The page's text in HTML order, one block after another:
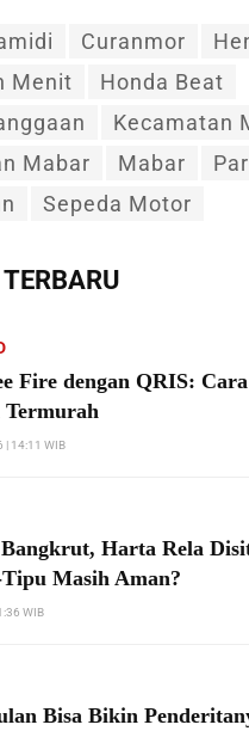
Curanmor
Menit
Honda Beat
Kecamatan
Mabar
Mabar
Sepeda Motor
Fire dengan QRIS:
Termurah
| 14:11 WIB
Harta Rela
Masih Aman?
WIB
Bisa Bikin